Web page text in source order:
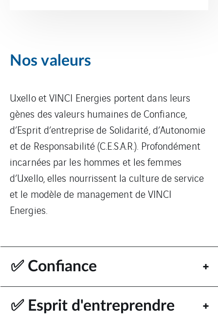
Nos valeurs
Uxello et VINCI Energies portent dans leurs
gènes des valeurs humaines de Confiance,
d’Esprit d’entreprise de Solidarité, d’Autonomie
et de Responsabilité (C.E.S.A.R.). Profondément
incarnées par les hommes et les femmes
d’Uxello, elles nourrissent la culture de service
et le modèle de management de VINCI
Energies.
✅ Confiance
✅ Esprit d'entreprendre